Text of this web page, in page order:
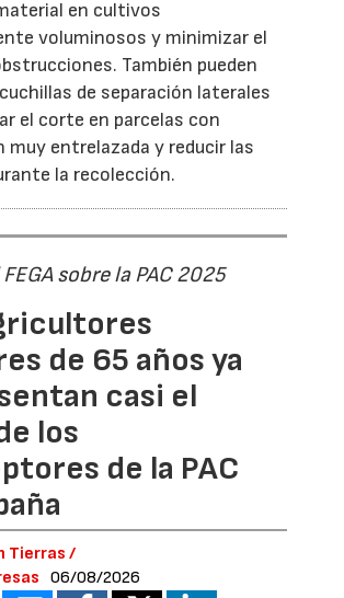
en cultivos
voluminosos y minimizar el
También pueden
de separación laterales
el corte en parcelas con
muy entrelazada y reducir las
la recolección.
sobre la PAC 2025
de 65 años ya
casi el
los
de la PAC
Tierras /
06/08/2026